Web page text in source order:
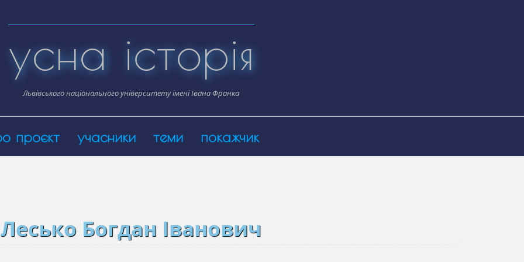
усна історія
Львівського національного університету імені Івана Франка
проєкт учасники теми покажчик
Лесько Богдан Іванович